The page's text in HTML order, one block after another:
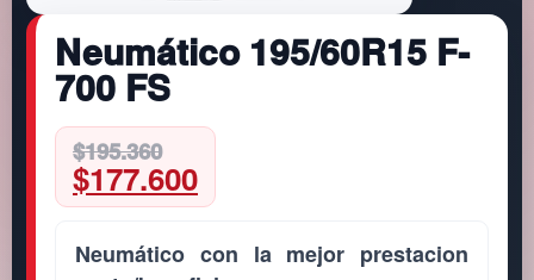
Neumático 195/60R15 F-
700 FS
$195.360
Original
price
was:
$195.360.
$177.600
Current
price
is:
$177.600.
Neumático con la mejor prestacion